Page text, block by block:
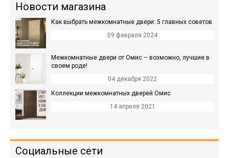
Новости магазина
Как выбрать межкомнатные двери: 5 главных советов
09 февраля 2024
Межкомнатные двери от Омис – возможно, лучшие в
своем роде!
04 декабря 2022
Коллекции межкомнатных дверей Омис
14 апреля 2021
Социальные сети